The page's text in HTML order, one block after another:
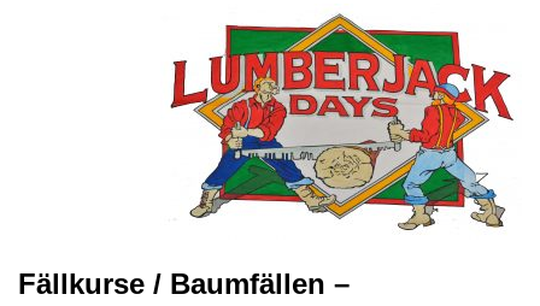
Fällkurse / Baumfällen –